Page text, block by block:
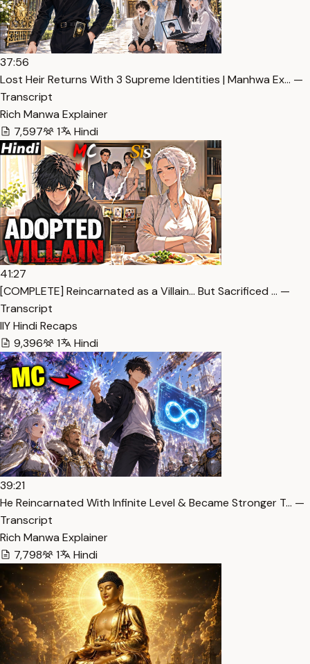
37:56
Lost Heir Returns With 3 Supreme Identities | Manhwa Ex… —
Transcript
Rich Manwa Explainer
7,597
1 Hindi
41:27
[COMPLETE] Reincarnated as a Villain… But Sacrificed … —
Transcript
IlY Hindi Recaps
9,396
1 Hindi
39:21
He Reincarnated With Infinite Level & Became Stronger T… —
Transcript
Rich Manwa Explainer
7,798
1 Hindi